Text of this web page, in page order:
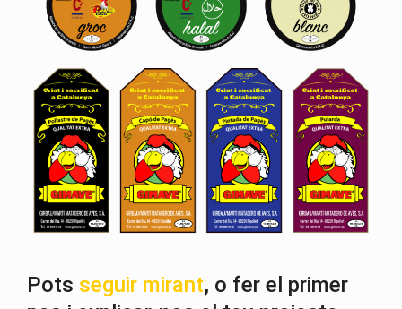
Pots seguir mirant, o fer el primer